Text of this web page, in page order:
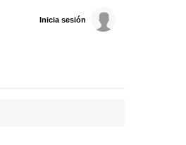
Inicia sesión